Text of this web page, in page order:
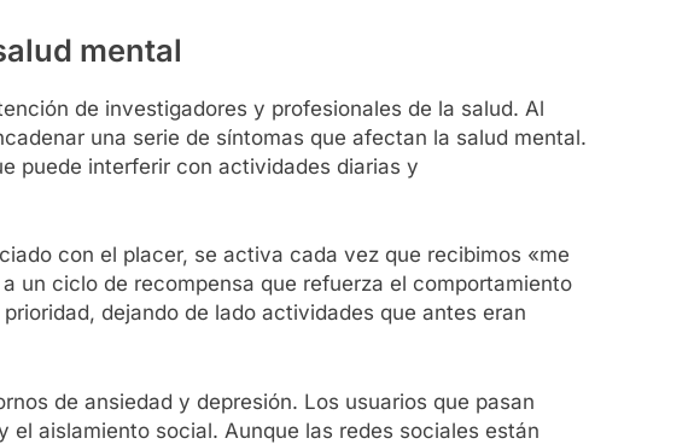
mental
de investigadores y profesionales de la salud. Al
una serie de síntomas que afectan la salud mental.
puede interferir con actividades diarias y
con el placer, se activa cada vez que recibimos «me
un ciclo de recompensa que refuerza el comportamiento
dejando de lado actividades que antes eran
de ansiedad y depresión. Los usuarios que pasan
aislamiento social. Aunque las redes sociales están